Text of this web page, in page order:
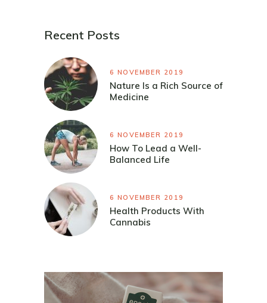
Recent Posts
6 NOVEMBER 2019
Nature Is a Rich Source of
Medicine
6 NOVEMBER 2019
How To Lead a Well-
Balanced Life
6 NOVEMBER 2019
Health Products With
Cannabis